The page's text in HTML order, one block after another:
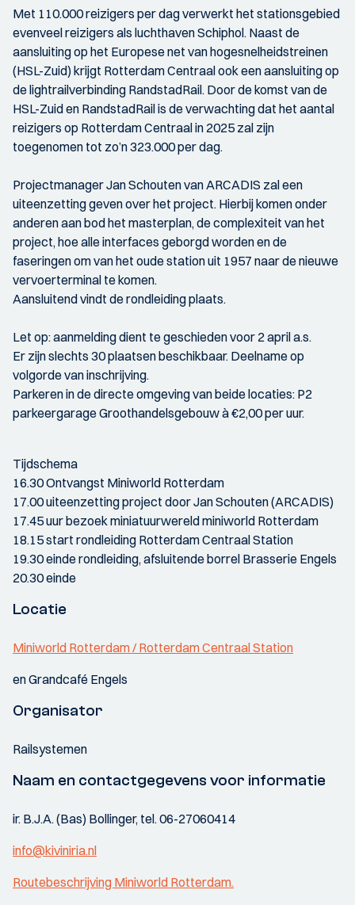
Met 110.000 reizigers per dag verwerkt het stationsgebied
evenveel reizigers als luchthaven Schiphol. Naast de
aansluiting op het Europese net van hogesnelheidstreinen
(HSL-Zuid) krijgt Rotterdam Centraal ook een aansluiting op
de lightrailverbinding RandstadRail. Door de komst van de
HSL-Zuid en RandstadRail is de verwachting dat het aantal
reizigers op Rotterdam Centraal in 2025 zal zijn
toegenomen tot zo’n 323.000 per dag.
Projectmanager Jan Schouten van ARCADIS zal een
uiteenzetting geven over het project. Hierbij komen onder
anderen aan bod het masterplan, de complexiteit van het
project, hoe alle interfaces geborgd worden en de
faseringen om van het oude station uit 1957 naar de nieuwe
vervoerterminal te komen.
Aansluitend vindt de rondleiding plaats.
Let op: aanmelding dient te geschieden voor 2 april a.s.
Er zijn slechts 30 plaatsen beschikbaar. Deelname op
volgorde van inschrijving.
Parkeren in de directe omgeving van beide locaties: P2
parkeergarage Groothandelsgebouw à €2,00 per uur.
Tijdschema
16.30 Ontvangst Miniworld Rotterdam
17.00 uiteenzetting project door Jan Schouten (ARCADIS)
17.45 uur bezoek miniatuurwereld miniworld Rotterdam
18.15 start rondleiding Rotterdam Centraal Station
19.30 einde rondleiding, afsluitende borrel Brasserie Engels
20.30 einde
Locatie
Miniworld Rotterdam / Rotterdam Centraal Station
en Grandcafé Engels
Organisator
Railsystemen
Naam en contactgegevens voor informatie
ir. B.J.A. (Bas) Bollinger, tel. 06-27060414
info@kiviniria.nl
Routebeschrijving Miniworld Rotterdam.